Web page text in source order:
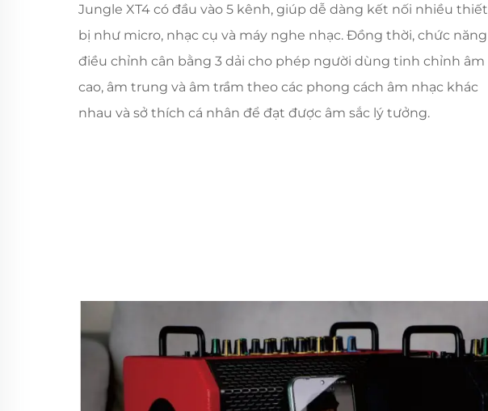
Jungle XT4 có đầu vào 5 kênh, giúp dễ dàng kết nối nhiều thiết
bị như micro, nhạc cụ và máy nghe nhạc. Đồng thời, chức năng
điều chỉnh cân bằng 3 dải cho phép người dùng tinh chỉnh âm
cao, âm trung và âm trầm theo các phong cách âm nhạc khác
nhau và sở thích cá nhân để đạt được âm sắc lý tưởng.